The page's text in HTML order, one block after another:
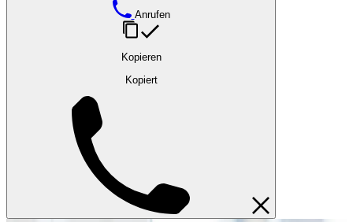
Anrufen
Kopieren
Kopiert